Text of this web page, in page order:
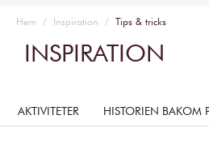
Hem Inspiration Tips & tricks
INSPIRATION
AKTIVITETER HISTORIEN BAKOM